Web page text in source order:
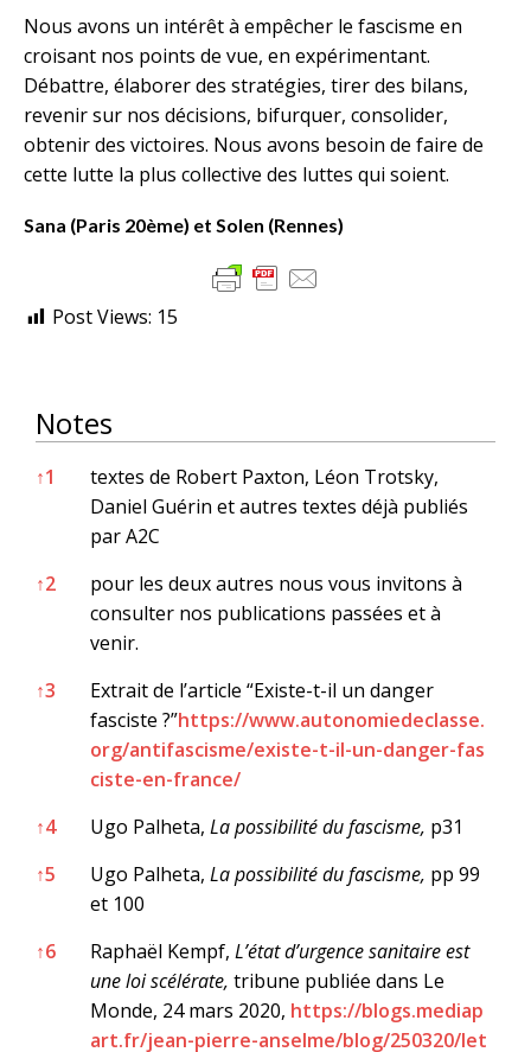
Nous avons un intérêt à empêcher le fascisme en
croisant nos points de vue, en expérimentant.
Débattre, élaborer des stratégies, tirer des bilans,
revenir sur nos décisions, bifurquer, consolider,
obtenir des victoires. Nous avons besoin de faire de
cette lutte la plus collective des luttes qui soient.
Sana (Paris 20ème) et Solen (Rennes)
Post Views: 15
Notes
Notes
↑1
textes de Robert Paxton, Léon Trotsky,
Daniel Guérin et autres textes déjà publiés
par A2C
↑2
pour les deux autres nous vous invitons à
consulter nos publications passées et à
venir.
↑3
Extrait de l’article “Existe-t-il un danger
fasciste ?”https://www.autonomiedeclasse.
org/antifascisme/existe-t-il-un-danger-fas
ciste-en-france/
↑4 Ugo Palheta, La possibilité du fascisme, p31
↑5 Ugo Palheta, La possibilité du fascisme, pp 99
et 100
↑6 Raphaël Kempf, L’état d’urgence sanitaire est
une loi scélérate, tribune publiée dans Le
Monde, 24 mars 2020, https://blogs.mediap
art.fr/jean-pierre-anselme/blog/250320/let